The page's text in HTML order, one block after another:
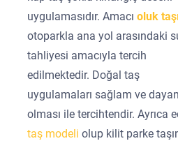
uygulamasıdır. Amacıoluk
otoparkla ana yol arasındaki
tahliyesi amacıyla tercih
edilmektedir. Doğal taş
uygulamaları sağlam ve
olması ile tercihtendir. Ayrıca
taş modeliolup kilit parke